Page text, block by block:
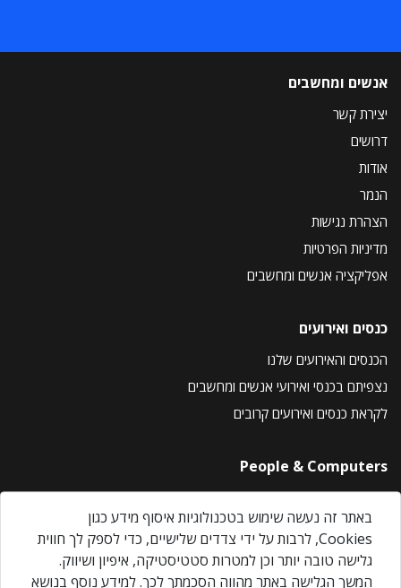
אנשים ומחשבים
יצירת קשר
דרושים
אודות
הנמר
הצהרת נגישות
מדיניות הפרטיות
אפליקציה אנשים ומחשבים
כנסים ואירועים
הכנסים והאירועים שלנו
נצפיתם בכנסי ואירועי אנשים ומחשבים
לקראת כנסים ואירועים קרובים
People & Computers
About Us
Privacy Policy
Contact Us
Our Events
באתר זה נעשה שימוש בטכנולוגיות איסוף מידע כגון
Cookies, לרבות על ידי צדדים שלישיים, כדי לספק לך חווית
גלישה טובה יותר וכן למטרות סטטיסטיקה, איפיון ושיווק.
המשך הגלישה באתר מהווה הסכמתך לכך. למידע נוסף בנושא